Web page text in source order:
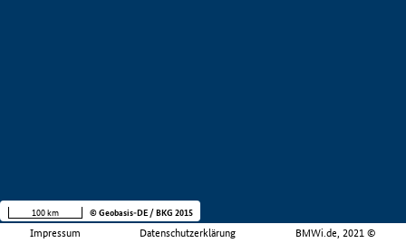
Impressum Datenschutzerklärung BMWi.de, 2021 ©
100 km © Geobasis-DE / BKG 2015